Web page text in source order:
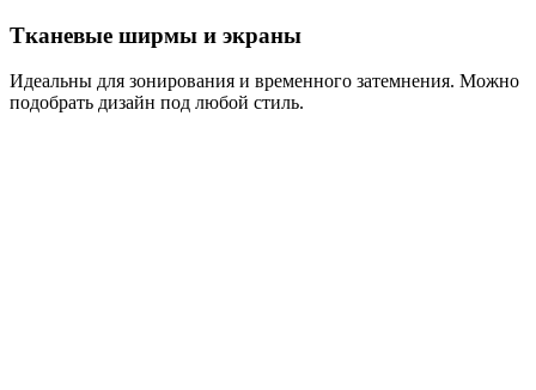
Тканевые ширмы и экраны
Идеальны для зонирования и временного затемнения. Можно
подобрать дизайн под любой стиль.